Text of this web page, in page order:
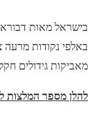
בישראל מאות
מאביקות גידולים
להלן מספר המלצות